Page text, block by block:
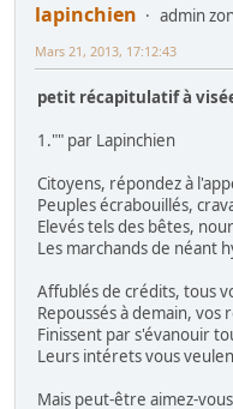
lapinchien
admin
Mars 21, 2013, 17:12:43
petit récapitulatif à
1."" par Lapinchien
Citoyens, répondez à
Peuples écrabouillés,
Elevés tels des bêtes,
Les marchands de néant
Affublés de crédits, tous
Repoussés à demain, vos
Finissent par s'évanouir
Leurs intérets vous
Mais peut-être aimez-